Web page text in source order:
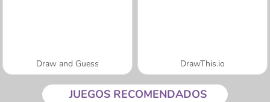
Draw and Guess DrawThis.io
JUEGOS RECOMENDADOS